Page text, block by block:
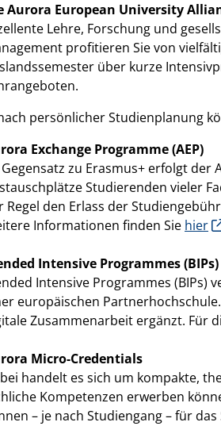
Aurora European University
Lehre, Forschung und
profitieren Sie von
über kurze
persönlicher Studienplanung
Exchange Programme (AEP)
zu Erasmus+ erfolgt
Studierenden vieler
Regel den Erlass der
Informationen finden Sie hier
Intensive Programmes (BIPs)
Intensive Programmes (BIPs)
europäischen
Zusammenarbeit ergänzt. Für
Micro-Credentials
handelt es sich um kompakte,
Kompetenzen erwerben
– je nach Studiengang – für